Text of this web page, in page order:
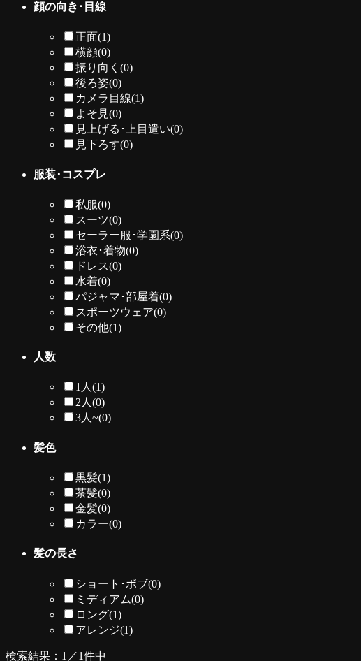
顔の向き･目線
正面(1)
横顔(0)
振り向く (0)
後ろ姿(0)
カメラ目線(1)
よそ見(0)
見上げる･上目遣い(0)
見下ろす(0)
服装･コスプレ
私服(0)
スーツ(0)
セーラー服･学園系(0)
浴衣･着物(0)
ドレス(0)
水着(0)
パジャマ･部屋着(0)
スポーツウェア(0)
その他(1)
人数
1人(1)
2人(0)
3人~(0)
髪色
黒髪(1)
茶髪(0)
金髪(0)
カラー(0)
髪の長さ
ショート･ボブ(0)
ミディアム(0)
ロング(1)
アレンジ(1)
検索結果：1／1件中